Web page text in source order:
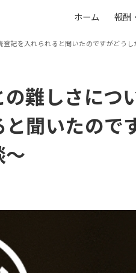
ホーム 報酬
記を入れられると聞いたのですがどう
難しさにつ
聞いたので
～